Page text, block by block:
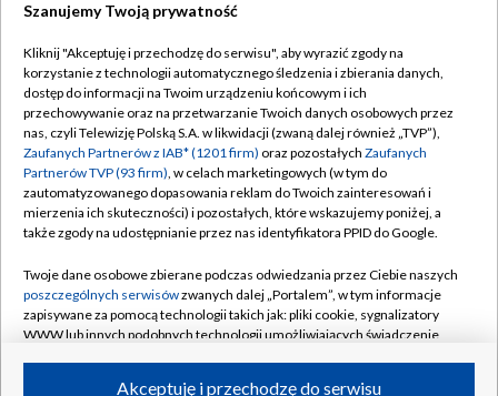
TVP
Abonament TVP
Emisja w TVP
Centrum informacji TVP
Naziemna Telewizja Cyfrowa
Rada Programowa
System NOS
Informacje o nadawcy
Regulamin TVP
Polityka prywatności
Moje zgody
Pomoc
Kontakt
Kanały
Szanujemy Twoją prywatność
Kliknij "Akceptuję i przechodzę do serwisu", aby wyrazić zgody na
korzystanie z technologii automatycznego śledzenia i zbierania danych,
dostęp do informacji na Twoim urządzeniu końcowym i ich
przechowywanie oraz na przetwarzanie Twoich danych osobowych przez
nas, czyli Telewizję Polską S.A. w likwidacji (zwaną dalej również „TVP”),
Zaufanych Partnerów z IAB* (1201 firm) oraz pozostałych Zaufanych
Partnerów TVP (93 firm), w celach marketingowych (w tym do
zautomatyzowanego dopasowania reklam do Twoich zainteresowań i
mierzenia ich skuteczności) i pozostałych, które wskazujemy poniżej, a
także zgody na udostępnianie przez nas identyfikatora PPID do Google.
Twoje dane osobowe zbierane podczas odwiedzania przez Ciebie naszych
poszczególnych serwisówzwanych dalej „Portalem”, w tym informacje
zapisywane za pomocą technologii takich jak: pliki cookie, sygnalizatory
WWW lub innych podobnych technologii umożliwiających świadczenie
Akceptuję i przechodzę do serwisu